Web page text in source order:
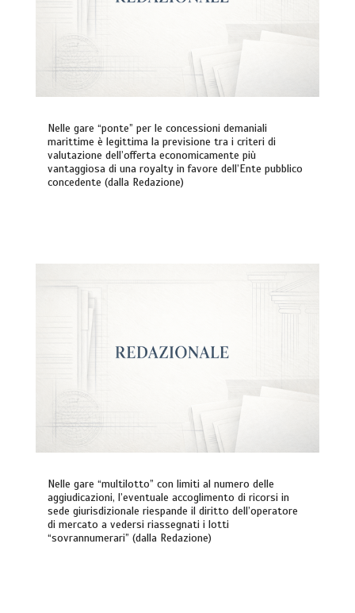
Nelle gare “ponte” per le concessioni demaniali
marittime è legittima la previsione tra i criteri di
valutazione dell’offerta economicamente più
vantaggiosa di una royalty in favore dell’Ente pubblico
concedente (dalla Redazione)
Nelle gare “multilotto” con limiti al numero delle
aggiudicazioni, l’eventuale accoglimento di ricorsi in
sede giurisdizionale riespande il diritto dell’operatore
di mercato a vedersi riassegnati i lotti
“sovrannumerari” (dalla Redazione)